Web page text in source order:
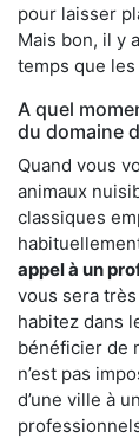
pour laisser
Mais bon, il y
temps que
A quel
du domaine
Quand vous
animaux
classiques
appel à un
vous sera
habitez dans
bénéficier de
n’est pas
d’une ville à